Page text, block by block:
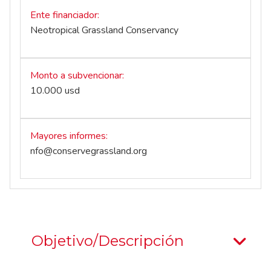
Ente financiador
Neotropical Grassland Conservancy
Monto a subvencionar
10.000 usd
Mayores informes
nfo@conservegrassland.org
Objetivo/Descripción